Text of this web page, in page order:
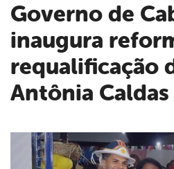
Governo de Cabrobó
inaugura
requalificação
Antônia